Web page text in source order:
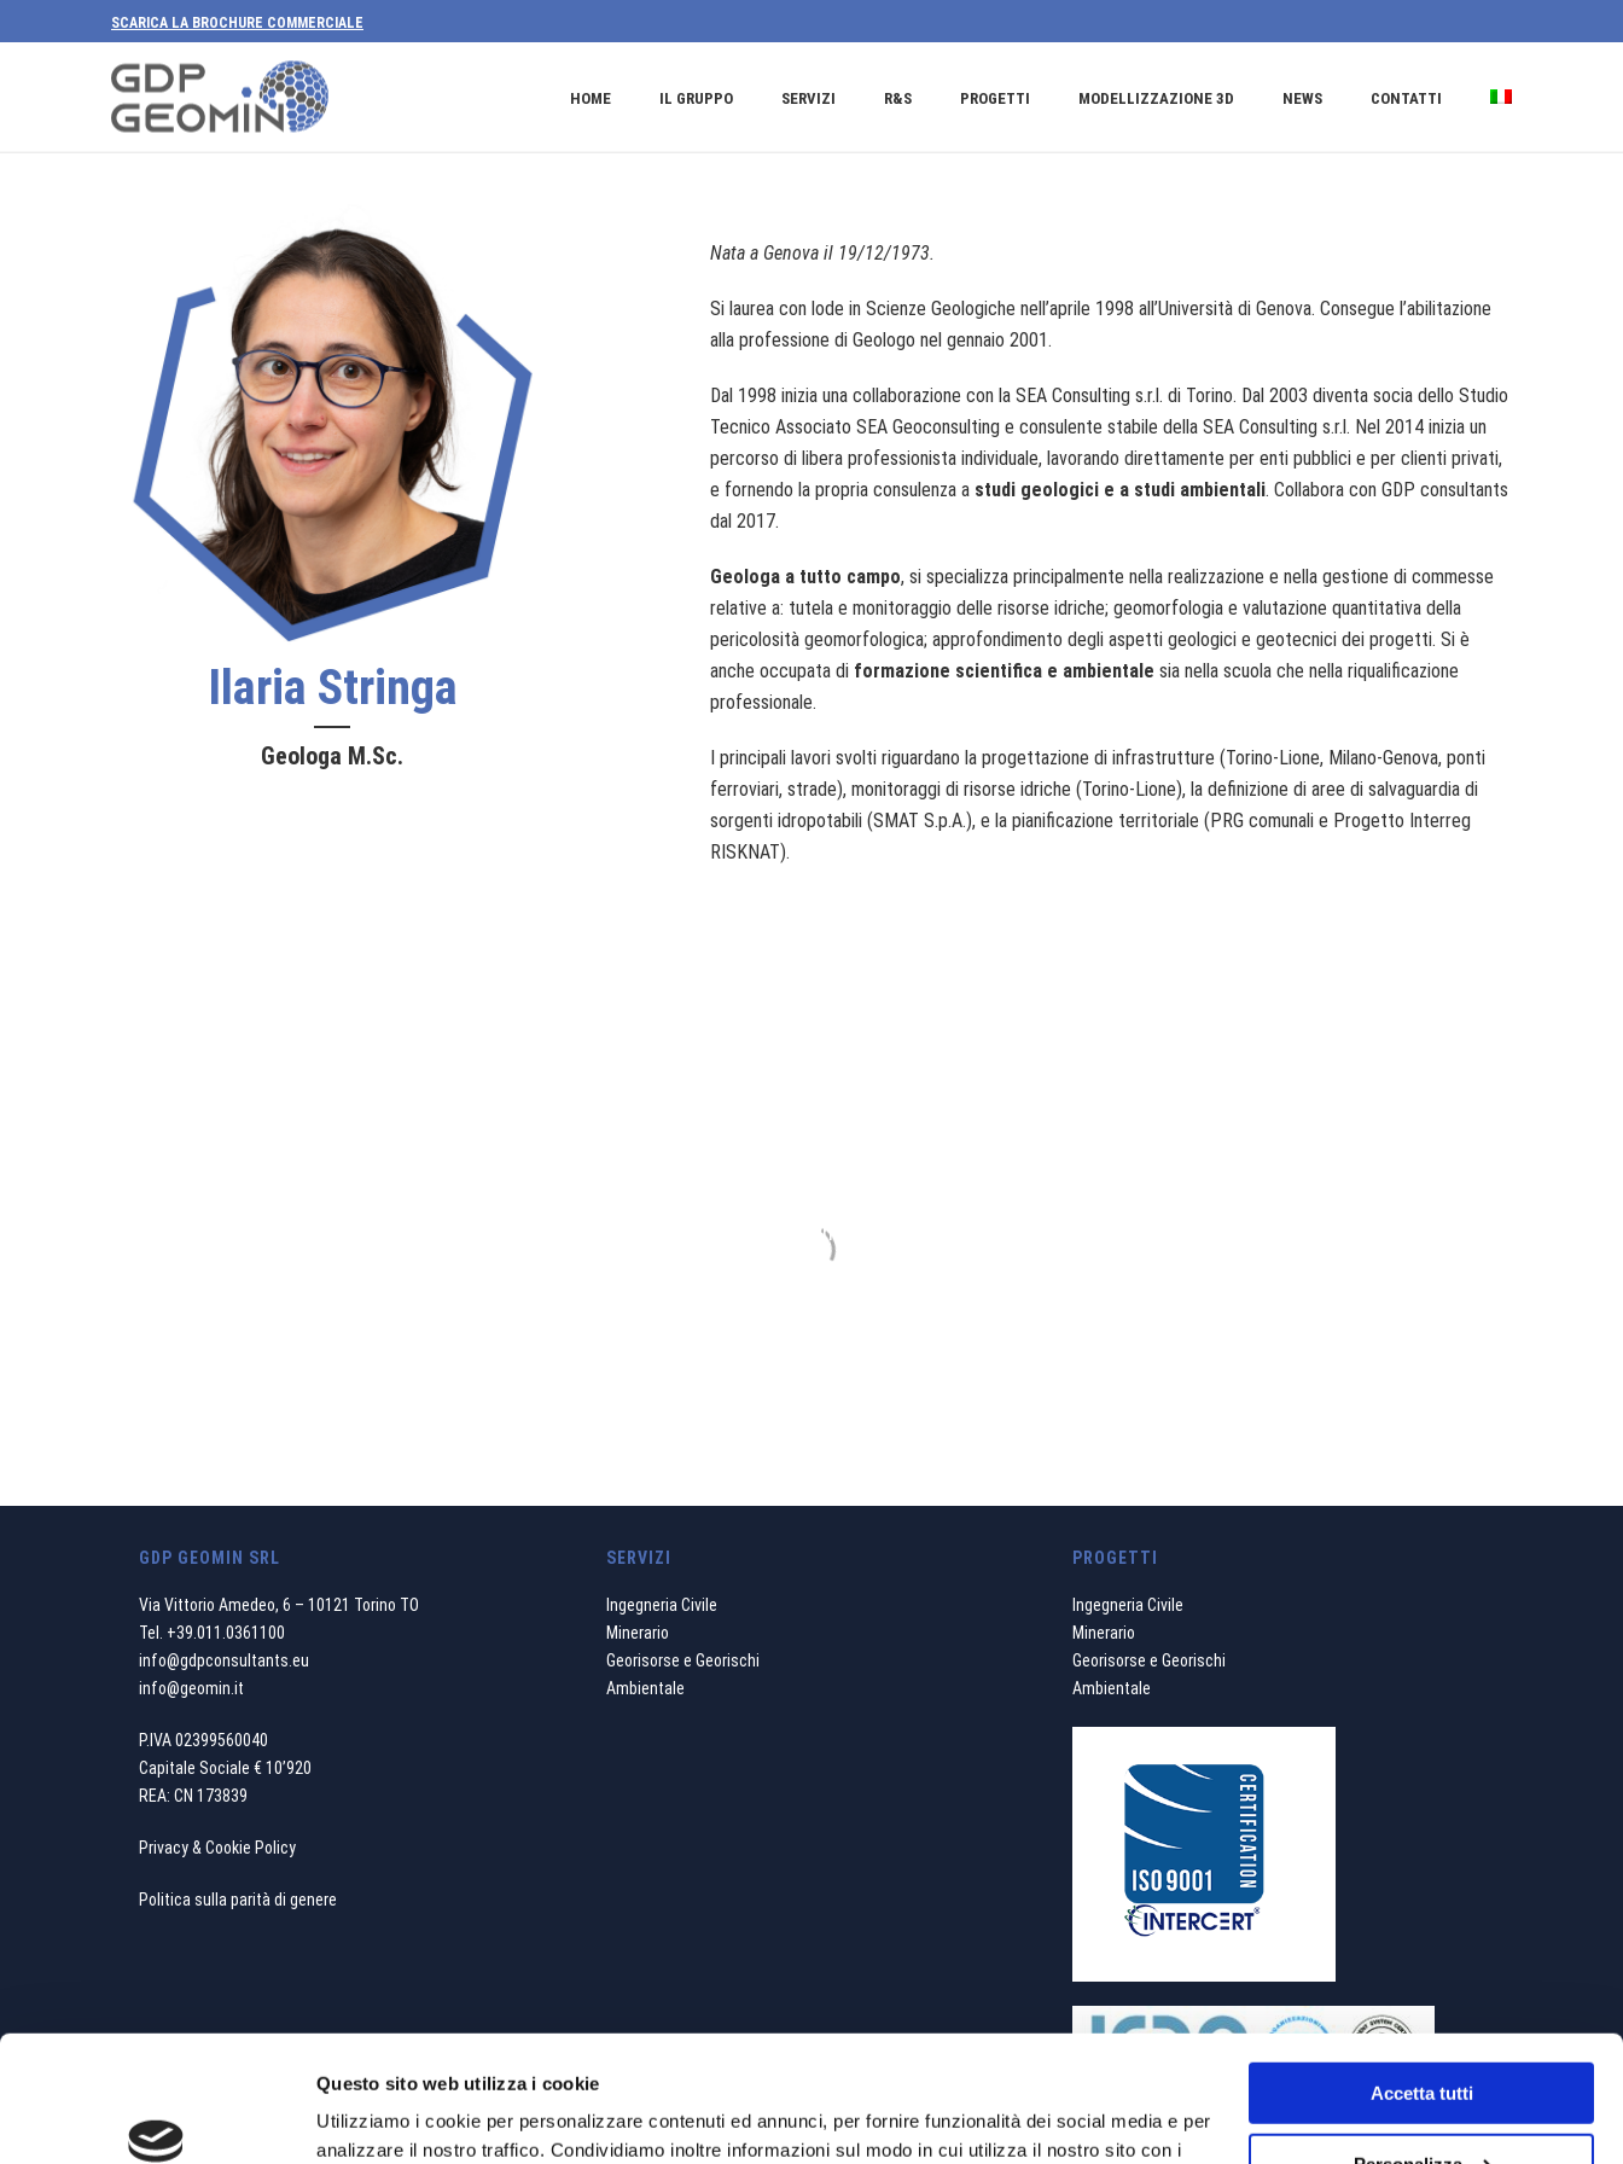
Questo sito web utilizza i cookie
Utilizziamo i cookie per personalizzare contenuti ed annunci, per fornire funzionalità dei social media e per
analizzare il nostro traffico. Condividiamo inoltre informazioni sul modo in cui utilizza il nostro sito con i
Accetta tutti
SCARICA LA BROCHURE COMMERCIALE
HOME IL GRUPPO SERVIZI R&S PROGETTI MODELLIZZAZIONE 3D NEWS CONTATTI
Ilaria Stringa
Geologa M.Sc.
Nata a Genova il 19/12/1973.
Si laurea con lode in Scienze Geologiche nell’aprile 1998 all’Università di Genova. Consegue l’abilitazione
alla professione di Geologo nel gennaio 2001.
Dal 1998 inizia una collaborazione con la SEA Consulting s.r.l. di Torino. Dal 2003 diventa socia dello Studio
Tecnico Associato SEA Geoconsulting e consulente stabile della SEA Consulting s.r.l. Nel 2014 inizia un
percorso di libera professionista individuale, lavorando direttamente per enti pubblici e per clienti privati,
e fornendo la propria consulenza a studi geologici e a studi ambientali. Collabora con GDP consultants
dal 2017.
Geologa a tutto campo, si specializza principalmente nella realizzazione e nella gestione di commesse
relative a: tutela e monitoraggio delle risorse idriche; geomorfologia e valutazione quantitativa della
pericolosità geomorfologica; approfondimento degli aspetti geologici e geotecnici dei progetti. Si è
anche occupata di formazione scientifica e ambientale sia nella scuola che nella riqualificazione
professionale.
I principali lavori svolti riguardano la progettazione di infrastrutture (Torino-Lione, Milano-Genova, ponti
ferroviari, strade), monitoraggi di risorse idriche (Torino-Lione), la definizione di aree di salvaguardia di
sorgenti idropotabili (SMAT S.p.A.), e la pianificazione territoriale (PRG comunali e Progetto Interreg
RISKNAT).
sostenibile fra le trasformazioni ambientali e lo sviluppo a cui contribuiamo
GDP GEOMIN SRL
Via Vittorio Amedeo, 6 – 10121 Torino TO
Tel. +39.011.0361100
info@gdpconsultants.eu
info@geomin.it
P.IVA 02399560040
Capitale Sociale € 10’920
REA: CN 173839
Privacy & Cookie Policy
Politica sulla parità di genere
SERVIZI
Ingegneria Civile
Minerario
Georisorse e Georischi
Ambientale
PROGETTI
Ingegneria Civile
Minerario
Georisorse e Georischi
Ambientale